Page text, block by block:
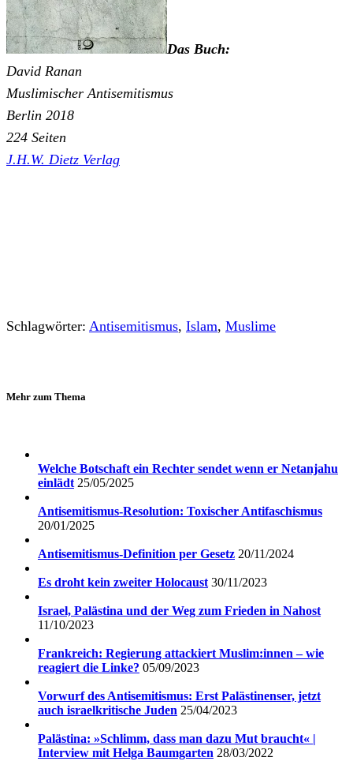
Das Buch:
David Ranan
Muslimischer Antisemitismus
Berlin 2018
224 Seiten
J.H.W. Dietz Verlag
Schlagwörter: Antisemitismus, Islam, Muslime
Mehr zum Thema
Welche Botschaft ein Rechter sendet wenn er Netanjahu
einlädt 25/05/2025
Antisemitismus-Resolution: Toxischer Antifaschismus
20/01/2025
Antisemitismus-Definition per Gesetz 20/11/2024
Es droht kein zweiter Holocaust 30/11/2023
Israel, Palästina und der Weg zum Frieden in Nahost
11/10/2023
Frankreich: Regierung attackiert Muslim:innen – wie
reagiert die Linke? 05/09/2023
Vorwurf des Antisemitismus: Erst Palästinenser, jetzt
auch israelkritische Juden 25/04/2023
Palästina: »Schlimm, dass man dazu Mut braucht« |
Interview mit Helga Baumgarten 28/03/2022